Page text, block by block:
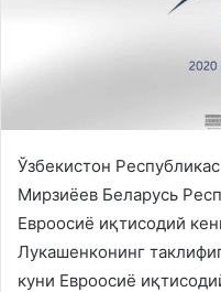
Ўзбекистон
Мирзиёев Беларусь
Евроосиё иқтисодий
Лукашенконинг
куни Евроосиё